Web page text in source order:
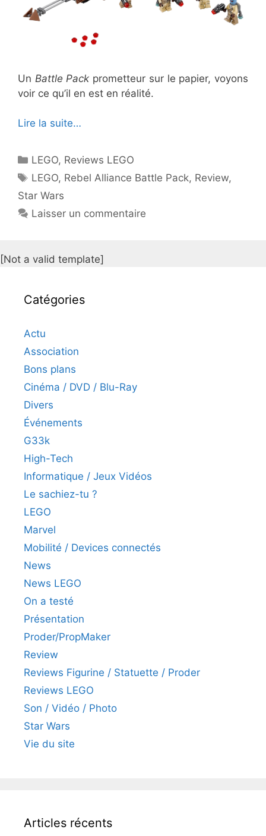
Un Battle Pack prometteur sur le papier, voyons
voir ce qu’il en est en réalité.
Lire la suite…
Catégories
LEGO, Reviews LEGO
Étiquettes
LEGO, Rebel Alliance Battle Pack, Review,
Star Wars
Laisser un commentaire
[Not a valid template]
Catégories
Actu
Association
Bons plans
Cinéma / DVD / Blu-Ray
Divers
Événements
G33k
High-Tech
Informatique / Jeux Vidéos
Le sachiez-tu ?
LEGO
Marvel
Mobilité / Devices connectés
News
News LEGO
On a testé
Présentation
Proder/PropMaker
Review
Reviews Figurine / Statuette / Proder
Reviews LEGO
Son / Vidéo / Photo
Star Wars
Vie du site
Articles récents